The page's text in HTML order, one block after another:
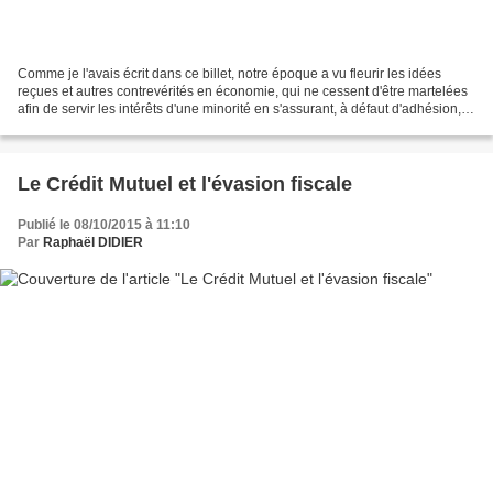
Comme je l'avais écrit dans ce billet, notre époque a vu fleurir les idées
reçues et autres contrevérités en économie, qui ne cessent d'être martelées
afin de servir les intérêts d'une minorité en s'assurant, à défaut d'adhésion,
Le Crédit Mutuel et l'évasion fiscale
Publié le 08/10/2015 à 11:10
Par Raphaël DIDIER